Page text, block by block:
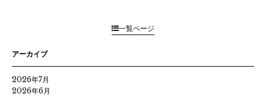
一覧ページ
アーカイブ
2026年7月
2026年6月